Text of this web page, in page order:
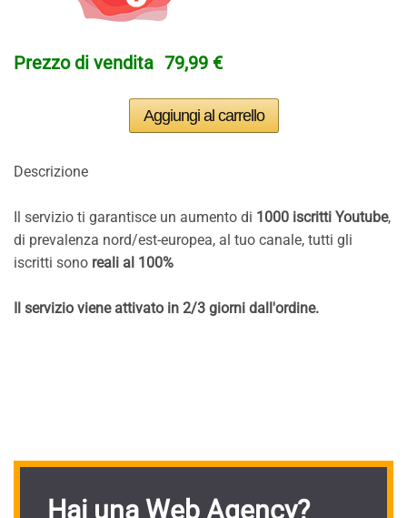
Prezzo di vendita 79,99 €
Descrizione
Il servizio ti garantisce un aumento di 1000 iscritti Youtube,
di prevalenza nord/est-europea, al tuo canale, tutti gli
iscritti sono reali al 100%
Il servizio viene attivato in 2/3 giorni dall'ordine.
Hai una Web Agency?